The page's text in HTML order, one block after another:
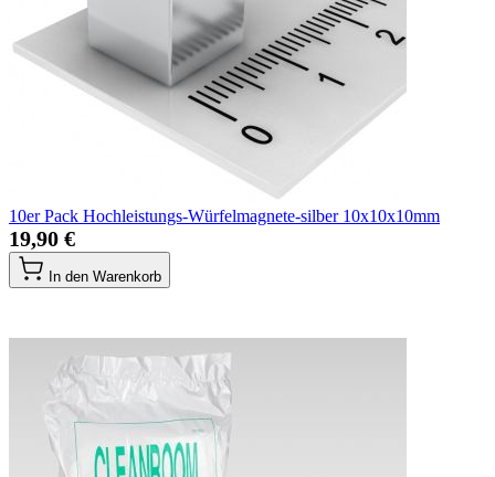
10er Pack Hochleistungs-Würfelmagnete-silber 10x10x10mm
19,90 €
In den Warenkorb